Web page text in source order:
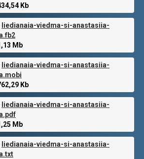
Kb
liedianaia-viedma-si-anastasiia-
Mb
liedianaia-viedma-si-anastasiia-
Kb
liedianaia-viedma-si-anastasiia-
Mb
liedianaia-viedma-si-anastasiia-